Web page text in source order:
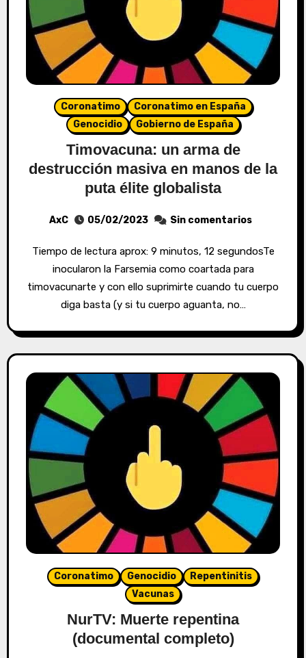
Coronatimo
Coronatimo en España
Genocidio
Gobierno de España
Timovacuna: un arma de
destrucción masiva en manos de la
puta élite globalista
AxC 05/02/2023 Sin comentarios
Tiempo de lectura aprox: 9 minutos, 12 segundosTe
inocularon la Farsemia como coartada para
timovacunarte y con ello suprimirte cuando tu cuerpo
diga basta (y si tu cuerpo aguanta, no…
Coronatimo Genocidio
Repentinitis
Vacunas
NurTV: Muerte repentina
(documental completo)